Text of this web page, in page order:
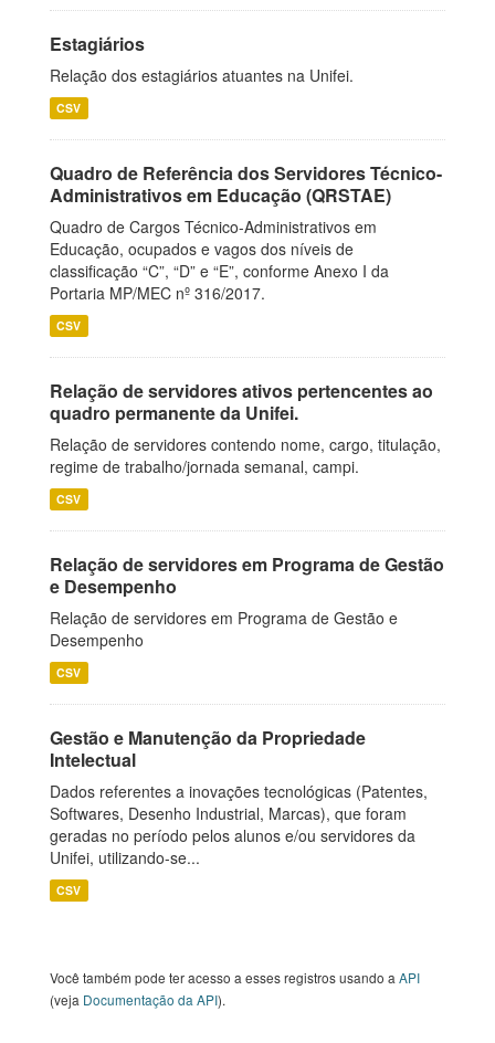
Estagiários
Relação dos estagiários atuantes na Unifei.
CSV
Quadro de Referência dos Servidores Técnico-
Administrativos em Educação (QRSTAE)
Quadro de Cargos Técnico-Administrativos em
Educação, ocupados e vagos dos níveis de
classificação “C”, “D” e “E”, conforme Anexo I da
Portaria MP/MEC nº 316/2017.
CSV
Relação de servidores ativos pertencentes ao
quadro permanente da Unifei.
Relação de servidores contendo nome, cargo, titulação,
regime de trabalho/jornada semanal, campi.
CSV
Relação de servidores em Programa de Gestão
e Desempenho
Relação de servidores em Programa de Gestão e
Desempenho
CSV
Gestão e Manutenção da Propriedade
Intelectual
Dados referentes a inovações tecnológicas (Patentes,
Softwares, Desenho Industrial, Marcas), que foram
geradas no período pelos alunos e/ou servidores da
Unifei, utilizando-se...
CSV
Você também pode ter acesso a esses registros usando a API
(veja Documentação da API).